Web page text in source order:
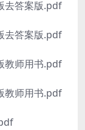
去答案版.pdf
去答案版.pdf
教师用书.pdf
教师用书.pdf